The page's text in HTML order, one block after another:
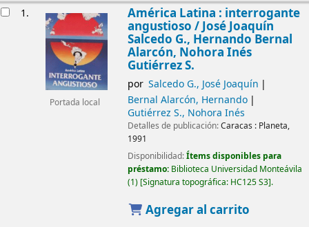
1.
Portada local
América Latina : interrogante
angustioso /José Joaquín
Salcedo G., Hernando Bernal
Alarcón, Nohora Inés
Gutiérrez S.
por Salcedo G., José Joaquín
Bernal Alarcón, Hernando
Gutiérrez S., Nohora Inés
Detalles de publicación:Caracas : Planeta,
1991
Disponibilidad:Ítems disponibles para
préstamo: Biblioteca Universidad Monteávila
(1) Signatura topográfica: HC125 S3 .
Agregar al carrito